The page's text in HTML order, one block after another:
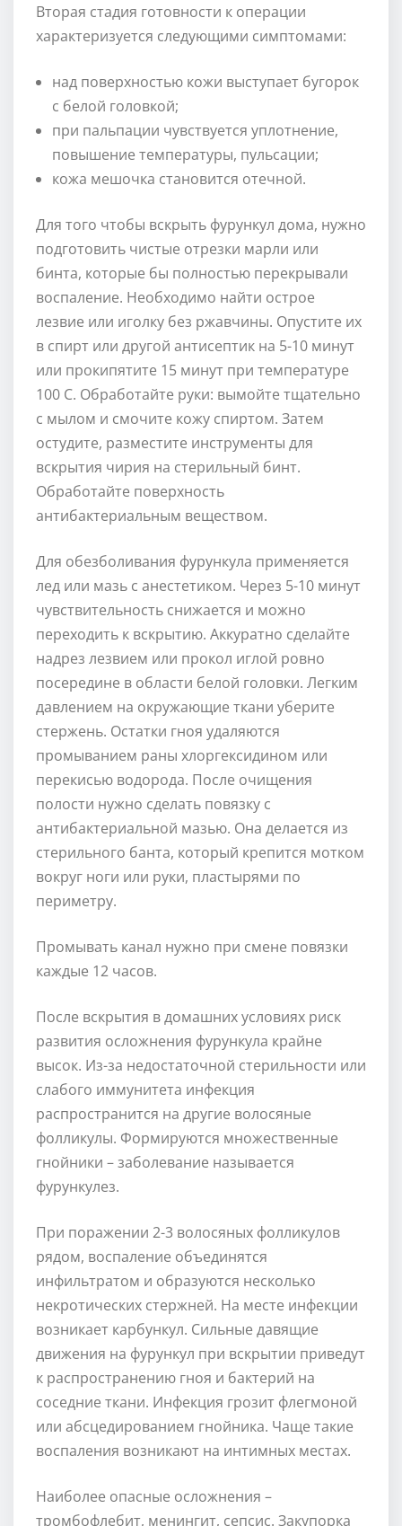
Вторая стадия готовности к операции
характеризуется следующими симптомами:
над поверхностью кожи выступает бугорок
с белой головкой;
при пальпации чувствуется уплотнение,
повышение температуры, пульсации;
кожа мешочка становится отечной.
Для того чтобы вскрыть фурункул дома, нужно
подготовить чистые отрезки марли или
бинта, которые бы полностью перекрывали
воспаление. Необходимо найти острое
лезвие или иголку без ржавчины. Опустите их
в спирт или другой антисептик на 5-10 минут
или прокипятите 15 минут при температуре
100 С. Обработайте руки: вымойте тщательно
с мылом и смочите кожу спиртом. Затем
остудите, разместите инструменты для
вскрытия чирия на стерильный бинт.
Обработайте поверхность
антибактериальным веществом.
Для обезболивания фурункула применяется
лед или мазь с анестетиком. Через 5-10 минут
чувствительность снижается и можно
переходить к вскрытию. Аккуратно сделайте
надрез лезвием или прокол иглой ровно
посередине в области белой головки. Легким
давлением на окружающие ткани уберите
стержень. Остатки гноя удаляются
промыванием раны хлоргексидином или
перекисью водорода. После очищения
полости нужно сделать повязку с
антибактериальной мазью. Она делается из
стерильного банта, который крепится мотком
вокруг ноги или руки, пластырями по
периметру.
Промывать канал нужно при смене повязки
каждые 12 часов.
После вскрытия в домашних условиях риск
развития осложнения фурункула крайне
высок. Из-за недостаточной стерильности или
слабого иммунитета инфекция
распространится на другие волосяные
фолликулы. Формируются множественные
гнойники – заболевание называется
фурункулез.
При поражении 2-3 волосяных фолликулов
рядом, воспаление объединятся
инфильтратом и образуются несколько
некротических стержней. На месте инфекции
возникает карбункул. Сильные давящие
движения на фурункул при вскрытии приведут
к распространению гноя и бактерий на
соседние ткани. Инфекция грозит флегмоной
или абсцедированием гнойника. Чаще такие
воспаления возникают на интимных местах.
Наиболее опасные осложнения –
тромбофлебит, менингит, сепсис. Закупорка